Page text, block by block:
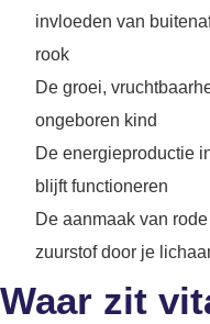
invloeden van
rook
De groei,
ongeboren kind
De energieproductie
blijft functioneren
De aanmaak van
zuurstof door je
Waar zit